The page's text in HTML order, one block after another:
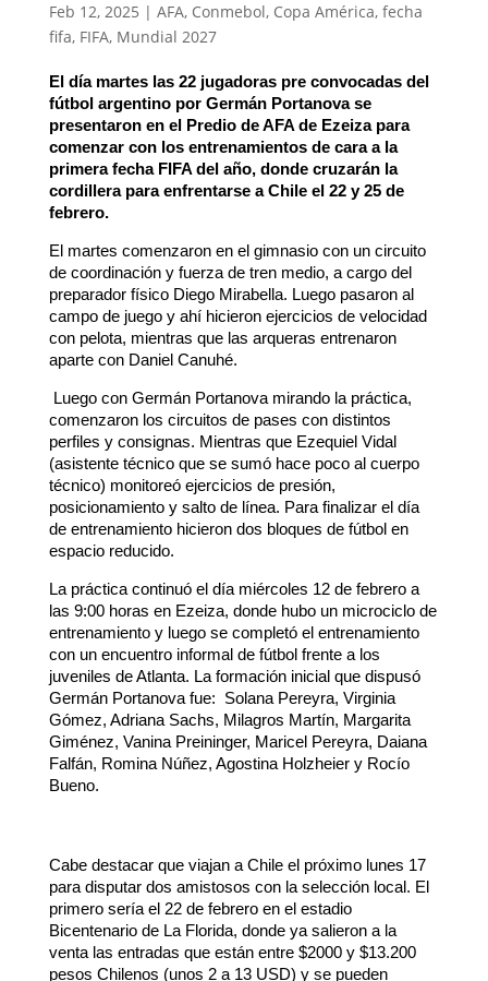
Feb 12, 2025 | AFA, Conmebol, Copa América, fecha
fifa, FIFA, Mundial 2027
El día martes las 22 jugadoras pre convocadas del
fútbol argentino por Germán Portanova se
presentaron en el Predio de AFA de Ezeiza para
comenzar con los entrenamientos de cara a la
primera fecha FIFA del año, donde cruzarán la
cordillera para enfrentarse a Chile el 22 y 25 de
febrero.
El martes comenzaron en el gimnasio con un circuito
de coordinación y fuerza de tren medio, a cargo del
preparador físico Diego Mirabella. Luego pasaron al
campo de juego y ahí hicieron ejercicios de velocidad
con pelota, mientras que las arqueras entrenaron
aparte con Daniel Canuhé.
Luego con Germán Portanova mirando la práctica,
comenzaron los circuitos de pases con distintos
perfiles y consignas. Mientras que Ezequiel Vidal
(asistente técnico que se sumó hace poco al cuerpo
técnico) monitoreó ejercicios de presión,
posicionamiento y salto de línea. Para finalizar el día
de entrenamiento hicieron dos bloques de fútbol en
espacio reducido.
La práctica continuó el día miércoles 12 de febrero a
las 9:00 horas en Ezeiza, donde hubo un microciclo de
entrenamiento y luego se completó el entrenamiento
con un encuentro informal de fútbol frente a los
juveniles de Atlanta. La formación inicial que dispusó
Germán Portanova fue: Solana Pereyra, Virginia
Gómez, Adriana Sachs, Milagros Martín, Margarita
Giménez, Vanina Preininger, Maricel Pereyra, Daiana
Falfán, Romina Núñez, Agostina Holzheier y Rocío
Bueno.
Cabe destacar que viajan a Chile el próximo lunes 17
para disputar dos amistosos con la selección local. El
primero sería el 22 de febrero en el estadio
Bicentenario de La Florida, donde ya salieron a la
venta las entradas que están entre $2000 y $13.200
pesos Chilenos (unos 2 a 13 USD) y se pueden